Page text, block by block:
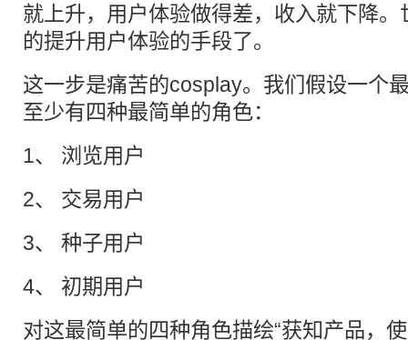
就上升，用户体验做得差，收入就下降
的提升用户体验的手段了。
这一步是痛苦的cosplay。我们假设一个
至少有四种最简单的角色：
1、 浏览用户
2、 交易用户
3、 种子用户
4、 初期用户
对这最简单的四种角色描绘“获知产品，